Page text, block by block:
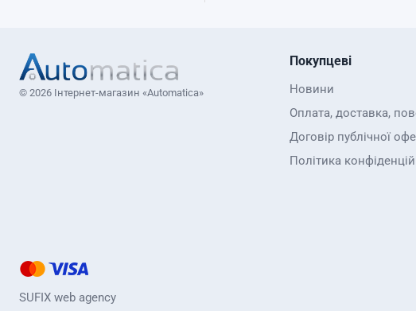
Покупцеві
Новини
Оплата, доставка,
Договір публічної
Політика
© 2026 Інтернет-магазин «Automatica»
SUFIX web agency